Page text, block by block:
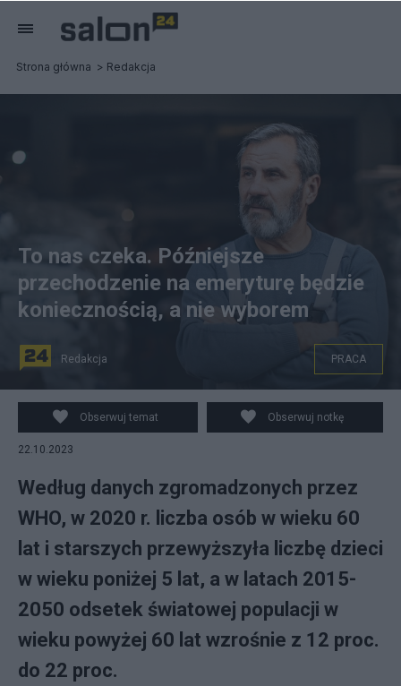
Strona główna Redakcja
fot. Canva
To nas czeka. Późniejsze
przechodzenie na emeryturę będzie
koniecznością, a nie wyborem
Redakcja PRACA
Obserwuj temat Obserwuj notkę
22.10.2023
Według danych zgromadzonych przez
WHO, w 2020 r. liczba osób w wieku 60
lat i starszych przewyższyła liczbę dzieci
w wieku poniżej 5 lat, a w latach 2015-
2050 odsetek światowej populacji w
wieku powyżej 60 lat wzrośnie z 12 proc.
do 22 proc.